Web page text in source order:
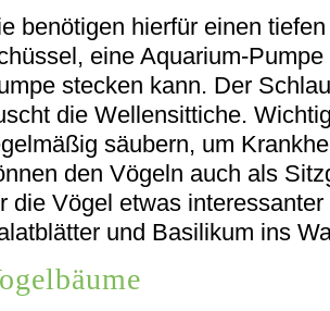
benötigen hierfür einen
eine Aquarium-
stecken kann. Der
die Wellensittiche.
säubern, um
den Vögeln auch als
die Vögel etwas
und Basilikum ins